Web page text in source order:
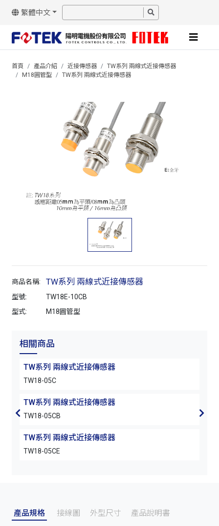
繁體中文
首頁 產品介紹 近接傳感器
TW系列 兩線式近接傳感器
M18圓管型
TW系列 兩線式近接傳感器
商品名稱: TW系列 兩線式近接傳感器
型號:
TW18E-10CB
型式:
M18圓管型
相關商品
TW系列 兩線式近接傳感器
TW18-05C
TW系列 兩線式近接傳感器
TW18-05CB
TW系列 兩線式近接傳感器
TW18-05CE
產品規格 接線圖 外型尺寸 產品說明書